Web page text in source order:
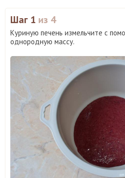
Шаг 1 из 4
Куриную печень измельчите с
однородную массу.